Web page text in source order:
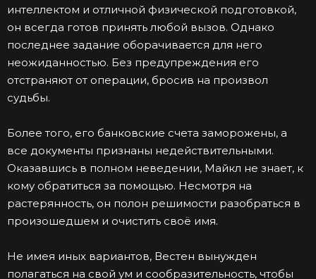
интеллектом и отличной физической подготовкой,
он всегда готов принять любой вызов. Однако
последнее задание оборачивается для него
неожиданностью. Без предупреждения его
отстраняют от операции, бросив на произвол
судьбы.
Более того, его банковские счета заморожены, а
все документы признаны недействительными.
Оказавшись в полном неведении, Майкл не знает, к
кому обратиться за помощью. Несмотря на
растерянность, он полон решимости разобраться в
произошедшем и очистить своё имя.
Не имея иных вариантов, Вестен вынужден
полагаться на свой ум и сообразительность, чтобы